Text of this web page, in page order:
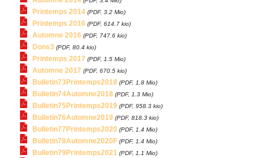
Printemps 2014 (PDF, 3.2 Mio)
Printemps 2016 (PDF, 614.7 kio)
Automne 2016 (PDF, 747.6 kio)
Dons3 (PDF, 80.4 kio)
Printemps 2017 (PDF, 1.5 Mio)
Automne 2017 (PDF, 670.5 kio)
Bulletin73Printemps2018 (PDF, 1.8 Mio)
Bulletin74Automne2018 (PDF, 1.3 Mio)
Bulletin75Printemps2019 (PDF, 958.3 kio)
Bulletin76Automne2019 (PDF, 818.3 kio)
Bulletin77Printemps2020 (PDF, 1.4 Mio)
Bulletin78Automne2020F (PDF, 1.4 Mio)
Bulletin79Printemps2021 (PDF, 1.1 Mio)